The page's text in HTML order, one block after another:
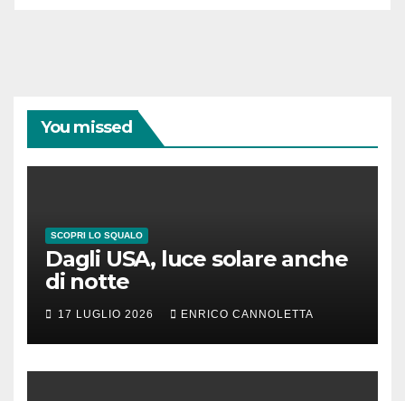
You missed
SCOPRI LO SQUALO
Dagli USA, luce solare anche
di notte
17 LUGLIO 2026 ENRICO CANNOLETTA